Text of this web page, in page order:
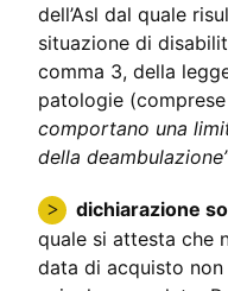
dell’Asl dal quale
situazione di
comma 3, della
patologie
comportano una
della
dichiarazione
quale si attesta che
data di acquisto